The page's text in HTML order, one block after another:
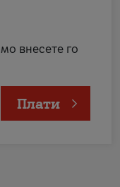
внесете го
Плати